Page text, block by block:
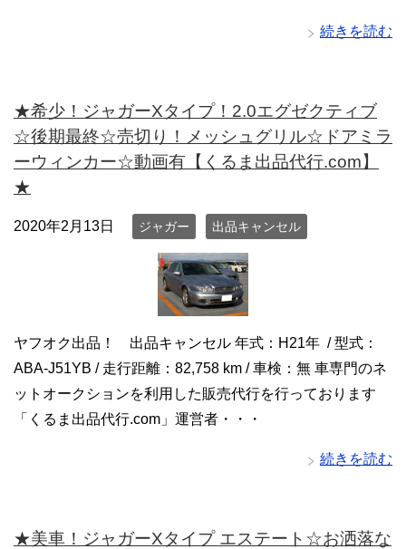
続きを読む
★希少！ジャガーXタイプ！2.0エグゼクティブ
☆後期最終☆売切り！メッシュグリル☆ドアミラ
ーウィンカー☆動画有【くるま出品代行.com】
★
2020年2月13日 ジャガー 出品キャンセル
ヤフオク出品！ 出品キャンセル 年式：H21年 / 型式：
ABA-J51YB / 走行距離：82,758 km / 車検：無 車専門のネ
ットオークションを利用した販売代行を行っております
「くるま出品代行.com」運営者・・・
続きを読む
★美車！ジャガーXタイプ エステート☆お洒落な